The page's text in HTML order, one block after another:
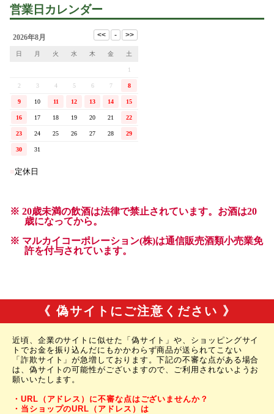
《 偽サイトにご注意ください 》
近頃、企業のサイトに似せた「偽サイト」や、ショッピングサイ
トでお金を振り込んだにもかかわらず商品が送られてこない
「詐欺サイト」が急増しております。下記の不審な点がある場合
は、偽サイトの可能性がございますので、ご利用されないようお
願いいたします。
・URL（アドレス）に不審な点はございませんか？
・当ショップのURL（アドレス）は